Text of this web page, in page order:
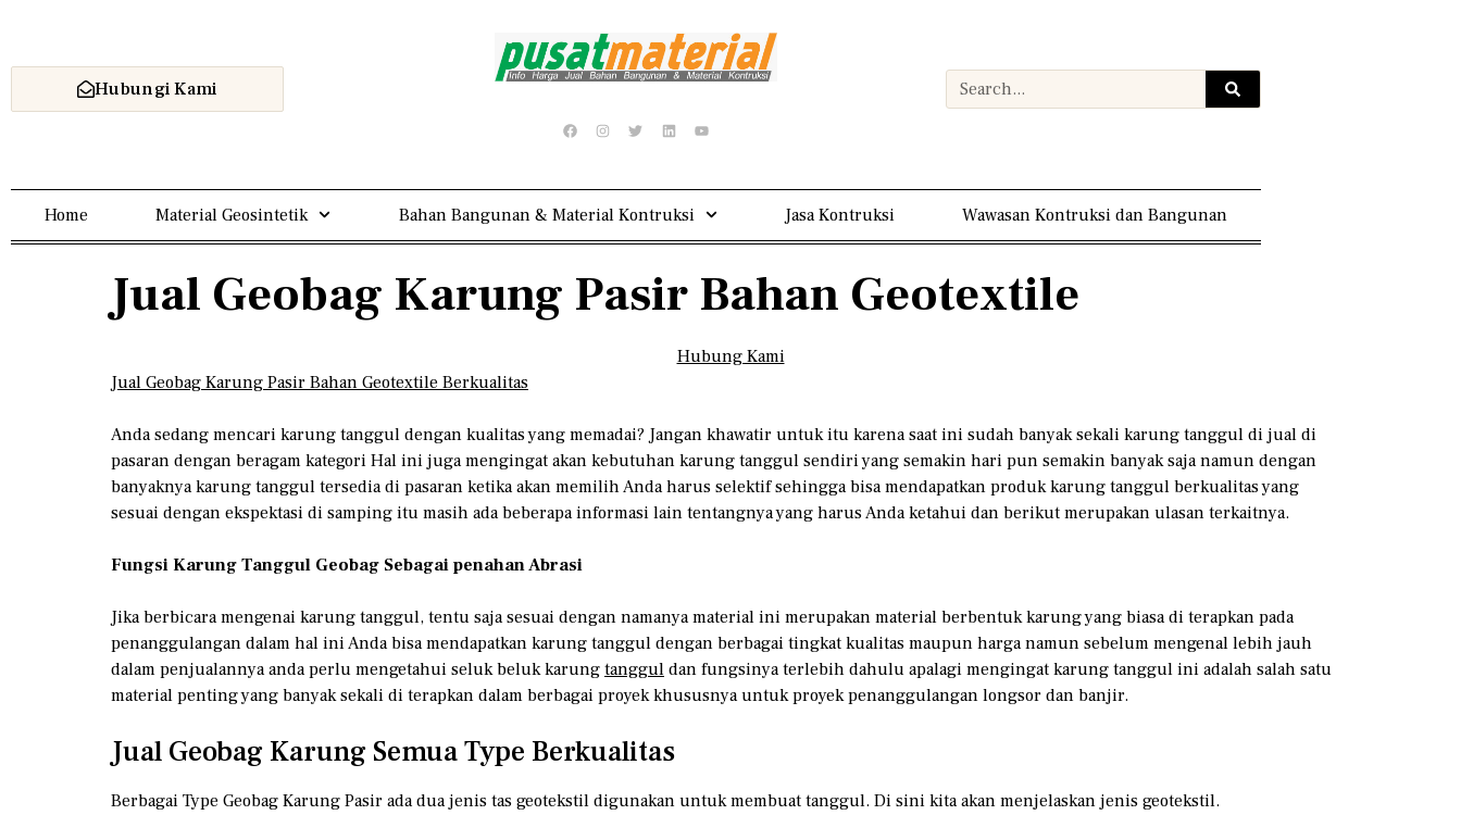
Hubungi Kami
Home Material Geosintetik Bahan Bangunan & Material Kontruksi Jasa Kontruksi Wawasan Kontruksi dan Bangunan
Jual Geobag Karung Pasir Bahan Geotextile
Hubung Kami
Jual Geobag Karung Pasir Bahan Geotextile Berkualitas
Anda sedang mencari karung tanggul dengan kualitas yang memadai? Jangan khawatir untuk itu karena saat ini sudah banyak sekali karung tanggul di jual di
pasaran dengan beragam kategori Hal ini juga mengingat akan kebutuhan karung tanggul sendiri yang semakin hari pun semakin banyak saja namun dengan
banyaknya karung tanggul tersedia di pasaran ketika akan memilih Anda harus selektif sehingga bisa mendapatkan produk karung tanggul berkualitas yang
sesuai dengan ekspektasi di samping itu masih ada beberapa informasi lain tentangnya yang harus Anda ketahui dan berikut merupakan ulasan terkaitnya.
Fungsi Karung Tanggul Geobag Sebagai penahan Abrasi
Jika berbicara mengenai karung tanggul, tentu saja sesuai dengan namanya material ini merupakan material berbentuk karung yang biasa di terapkan pada
penanggulangan dalam hal ini Anda bisa mendapatkan karung tanggul dengan berbagai tingkat kualitas maupun harga namun sebelum mengenal lebih jauh
dalam penjualannya anda perlu mengetahui seluk beluk karung tanggul dan fungsinya terlebih dahulu apalagi mengingat karung tanggul ini adalah salah satu
material penting yang banyak sekali di terapkan dalam berbagai proyek khususnya untuk proyek penanggulangan longsor dan banjir.
Jual Geobag Karung Semua Type Berkualitas
Berbagai Type Geobag Karung Pasir ada dua jenis tas geotekstil digunakan untuk membuat tanggul. Di sini kita akan menjelaskan jenis geotekstil.